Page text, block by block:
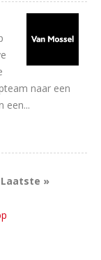
naar een
een...
Laatste »